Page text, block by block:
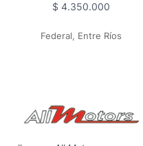
$ 4.350.000
Federal, Entre Ríos